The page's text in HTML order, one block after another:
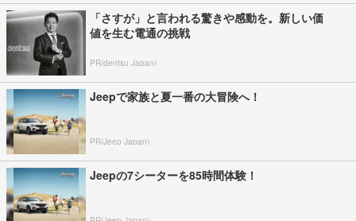
「さすが」と言われる驚きや感動を。新しい価
値を生む電通の挑戦
PR(dentsu Japan)
Jeepで家族と夏一番の大冒険へ！
PR(Jeep Japan)
Jeepの7シーターを85時間体験！